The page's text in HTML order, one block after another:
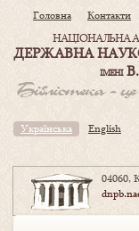
Головна Контакти
НАЦІОНАЛЬНА
ДЕРЖАВНА
ІМЕНІ
Українська English
04060,